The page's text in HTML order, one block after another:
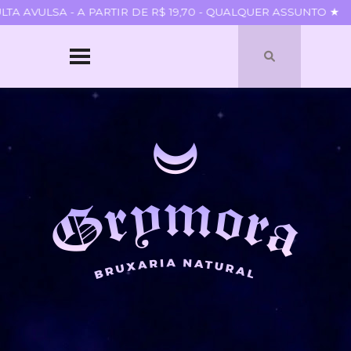
AVULSA - A PARTIR DE R$ 19,70 - QUALQUER ASSUNTO ★
QUEM SOU